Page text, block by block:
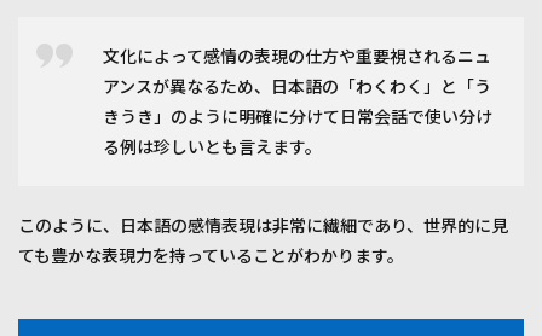
文化によって感情の表現の仕方や重要視されるニュ
アンスが異なるため、日本語の「わくわく」と「う
きうき」のように明確に分けて日常会話で使い分け
る例は珍しいとも言えます。
このように、日本語の感情表現は非常に繊細であり、世界的に見
ても豊かな表現力を持っていることがわかります。